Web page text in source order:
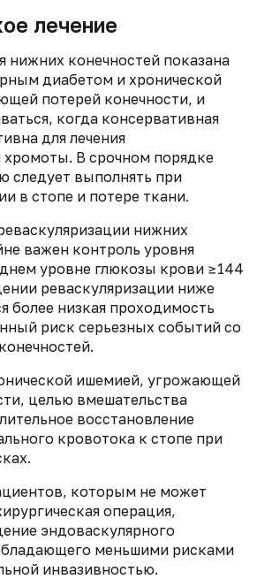
лечение
нижних конечностей показана
диабетом и хронической
потерей конечности, и
когда консервативная
для лечения
В срочном порядке
следует выполнять при
в стопе и потере ткани.
нижних
важен контроль уровня
уровне глюкозы крови ≥144
реваскуляризации ниже
более низкая проходимость
риск серьезных событий со
ишемией, угрожающей
целью вмешательства
восстановление
кровотока к стопе при
которым не может
операция,
эндоваскулярного
меньшими рисками
инвазивностью.